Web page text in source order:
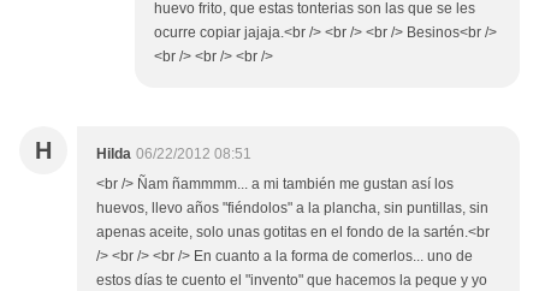
huevo frito, que estas tonterias son las que se les
ocurre copiar jajaja.<br /> <br /> <br /> Besinos<br />
<br /> <br /> <br />
H Hilda 06/22/2012 08:51
<br /> Ñam ñammmm... a mi también me gustan así los
huevos, llevo años "fiéndolos" a la plancha, sin puntillas, sin
apenas aceite, solo unas gotitas en el fondo de la sartén.<br
/> <br /> <br /> En cuanto a la forma de comerlos... uno de
estos días te cuento el "invento" que hacemos la peque y yo